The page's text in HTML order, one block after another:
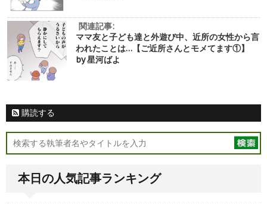
関連記事:
ママ友と子ども達と外遊び中、近所の女性から言
われたことは…【ご近所さんとモメてます①】
by 星河ばよ
購読する
本日の人気記事ランキング